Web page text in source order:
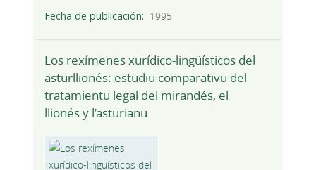
Fecha de publicación
1995
Los rexímenes xurídico-lingüísticos del
asturllionés: estudiu comparativu del
tratamientu legal del mirandés, el
llionés y l’asturianu